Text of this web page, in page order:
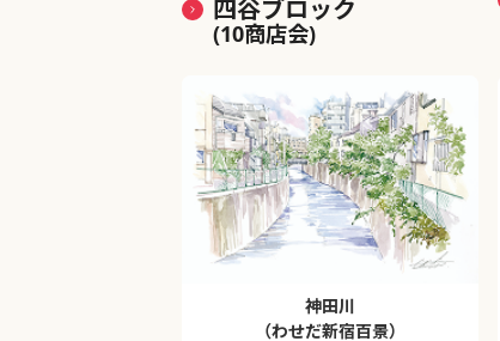
四谷ブロック
(10商店会)
神田川
（わせだ新宿百景）